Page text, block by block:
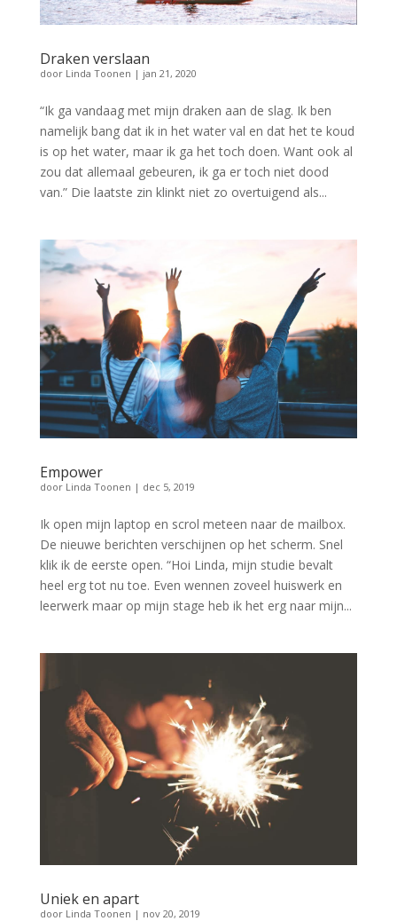
Draken verslaan
door Linda Toonen | jan 21, 2020
“Ik ga vandaag met mijn draken aan de slag. Ik ben
namelijk bang dat ik in het water val en dat het te koud
is op het water, maar ik ga het toch doen. Want ook al
zou dat allemaal gebeuren, ik ga er toch niet dood
van.” Die laatste zin klinkt niet zo overtuigend als...
Empower
door Linda Toonen | dec 5, 2019
Ik open mijn laptop en scrol meteen naar de mailbox.
De nieuwe berichten verschijnen op het scherm. Snel
klik ik de eerste open. “Hoi Linda, mijn studie bevalt
heel erg tot nu toe. Even wennen zoveel huiswerk en
leerwerk maar op mijn stage heb ik het erg naar mijn...
Uniek en apart
door Linda Toonen | nov 20, 2019